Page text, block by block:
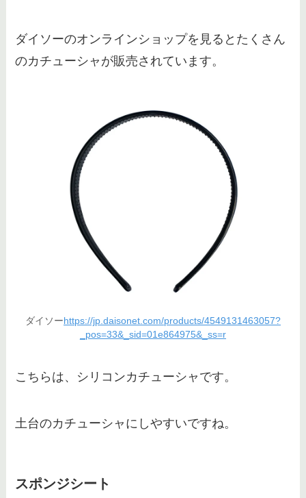
ディズニー親子コーデはどこで買
う？ユニクロ・しまむらなどおす
すめ販売店を紹介
ディズニーチケットをスマホで同
行者に送る方法は？子供やアプリ
なしの共有方法も！
ダイソーのオンラインショップを見るとたくさん
のカチューシャが販売されています。
ダイソーhttps://jp.daisonet.com/products/4549131463057?
_pos=33&_sid=01e864975&_ss=r
こちらは、シリコンカチューシャです。
土台のカチューシャにしやすいですね。
スポンジシート